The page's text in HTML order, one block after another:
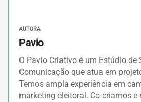
AUTORA
Pavio
O Pavio Criativo é um Estúdio de
Comunicação que atua em
Temos ampla experiência em
marketing eleitoral. Co-criamos e